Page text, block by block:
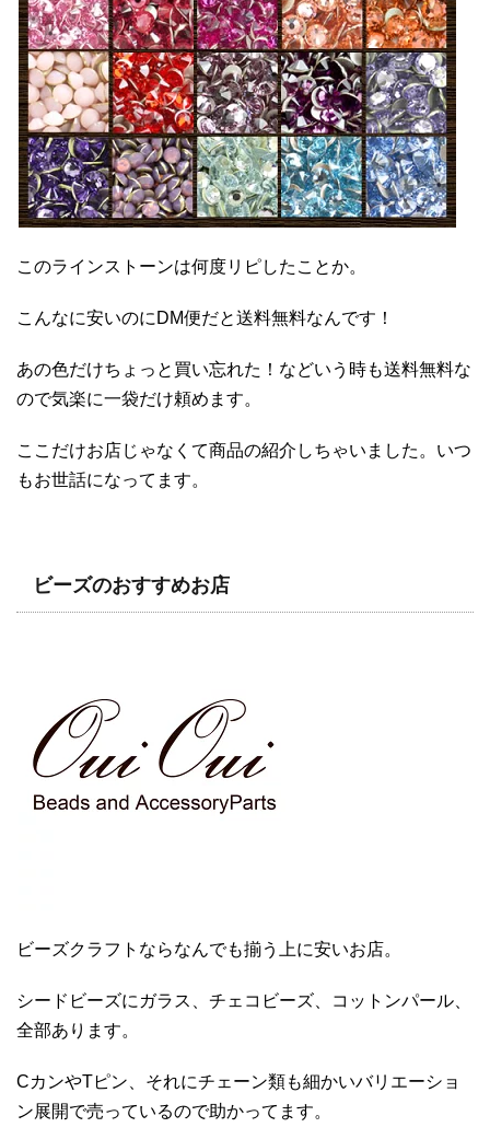
このラインストーンは何度リピしたことか。
こんなに安いのにDM便だと送料無料なんです！
あの色だけちょっと買い忘れた！などいう時も送料無料な
ので気楽に一袋だけ頼めます。
ここだけお店じゃなくて商品の紹介しちゃいました。いつ
もお世話になってます。
ビーズのおすすめお店
ビーズクラフトならなんでも揃う上に安いお店。
シードビーズにガラス、チェコビーズ、コットンパール、
全部あります。
CカンやTピン、それにチェーン類も細かいバリエーショ
ン展開で売っているので助かってます。